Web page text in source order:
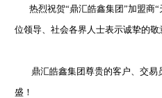
热烈祝贺“鼎汇皓鑫集团”加盟商“
位领导、社会各界人士表示诚挚的敬
鼎汇皓鑫集团尊贵的客户、交易
盛！